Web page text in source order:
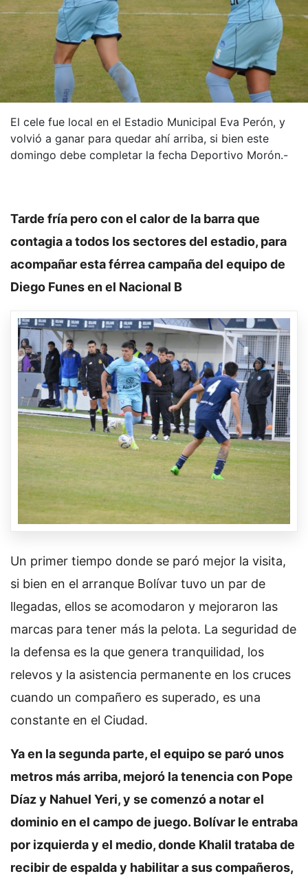
El cele fue local en el Estadio Municipal Eva Perón, y
volvió a ganar para quedar ahí arriba, si bien este
domingo debe completar la fecha Deportivo Morón.-
Tarde fría pero con el calor de la barra que
contagia a todos los sectores del estadio, para
acompañar esta férrea campaña del equipo de
Diego Funes en el Nacional B
Un primer tiempo donde se paró mejor la visita,
si bien en el arranque Bolívar tuvo un par de
llegadas, ellos se acomodaron y mejoraron las
marcas para tener más la pelota. La seguridad de
la defensa es la que genera tranquilidad, los
relevos y la asistencia permanente en los cruces
cuando un compañero es superado, es una
constante en el Ciudad.
Ya en la segunda parte, el equipo se paró unos
metros más arriba, mejoró la tenencia con Pope
Díaz y Nahuel Yeri, y se comenzó a notar el
dominio en el campo de juego. Bolívar le entraba
por izquierda y el medio, donde Khalil trataba de
recibir de espalda y habilitar a sus compañeros,